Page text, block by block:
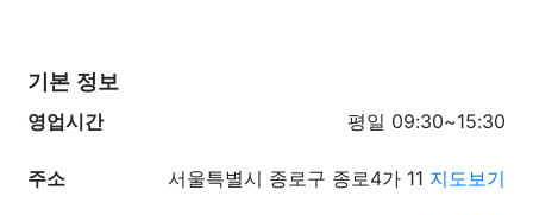
기본 정보
영업시간
평일 09:30~15:30
주소 서울특별시 종로구 종로4가 11 지도보기